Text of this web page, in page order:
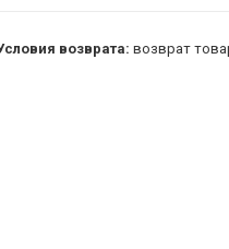
возврат